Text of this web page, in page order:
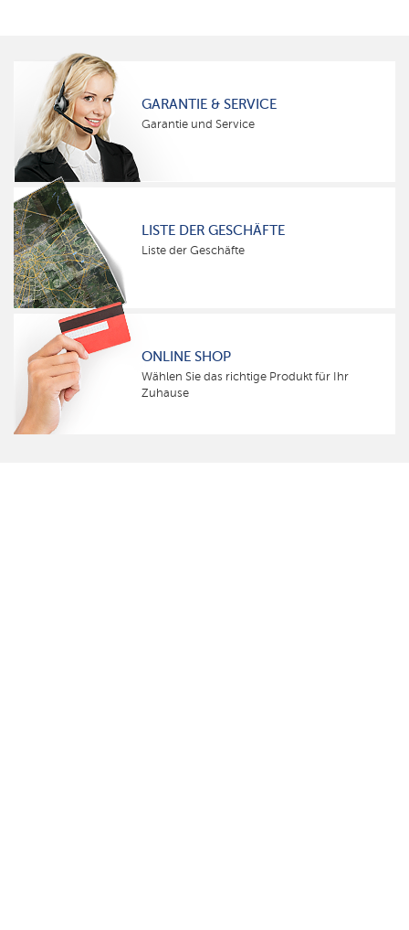
GARANTIE & SERVICE
Garantie und Service
LISTE DER GESCHÄFTE
Liste der Geschäfte
ONLINE SHOP
Wählen Sie das richtige Produkt für Ihr
Zuhause